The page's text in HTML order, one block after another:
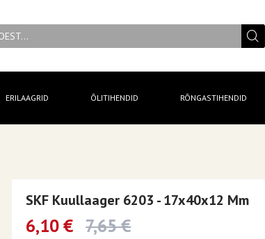
ERILAAGRID ÕLITIHENDID RÕNGASTIHENDID
SKF Kuullaager 6203 - 17x40x12 Mm
6,10 € 7,65 €